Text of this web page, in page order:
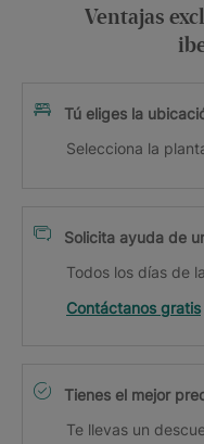
Ventajas
Tú eliges la
Selecciona la
Solicita ayuda de
Todos los días de
Contáctanos gratis
Tienes el mejor
Te llevas un